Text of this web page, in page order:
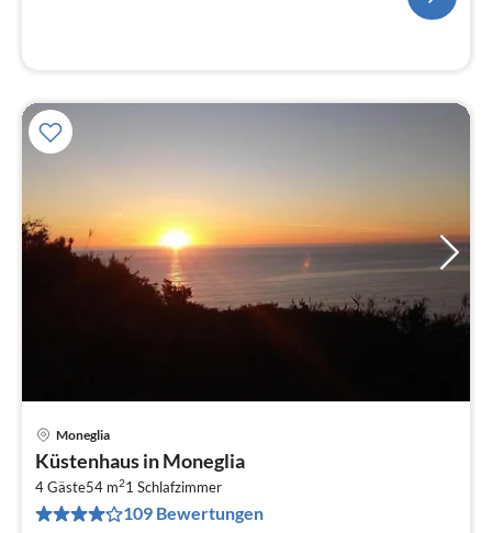
Moneglia
Küstenhaus in Moneglia
4 Gäste54 m21 Schlafzimmer
109 Bewertungen